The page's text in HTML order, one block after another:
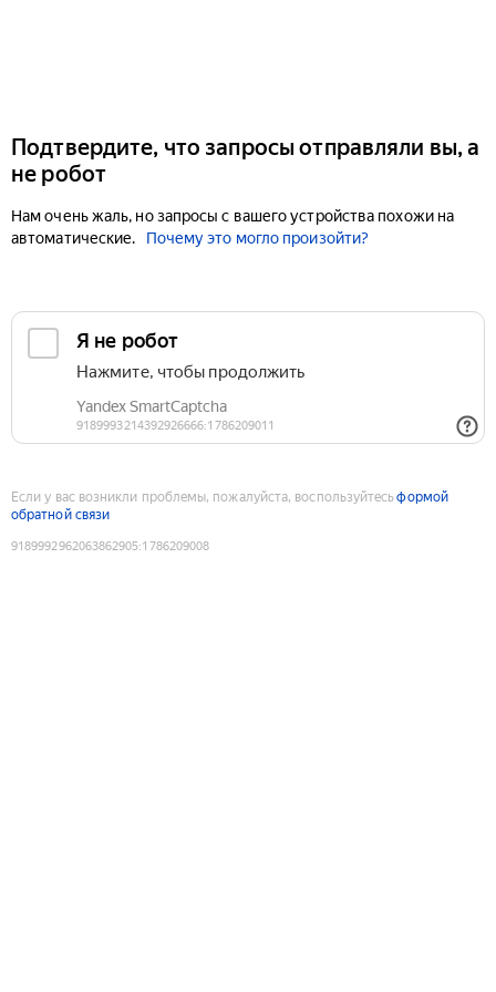
Подтвердите, что запросы отправляли вы, а
не робот
Нам очень жаль, но запросы с вашего устройства похожи на
автоматические.
Почему это могло произойти?
Если у вас возникли проблемы, пожалуйста, воспользуйтесьформой
обратной связи
9189992962063862905:1786209008